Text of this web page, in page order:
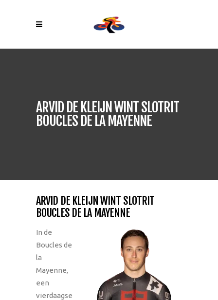
ARVID DE KLEIJN WINT SLOTRIT
BOUCLES DE LA MAYENNE
ARVID DE KLEIJN WINT SLOTRIT
BOUCLES DE LA MAYENNE
In de
Boucles de
la
Mayenne,
een
vierdaagse